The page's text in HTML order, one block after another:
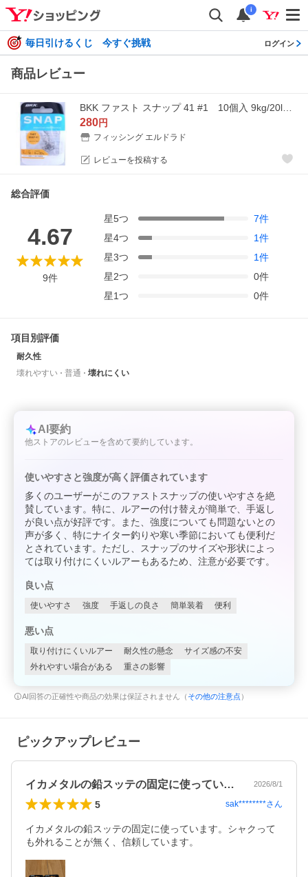
i
毎日引けるくじ 今すぐ挑戦 ログイン
商品レビュー
280円
フィッシング エルドラド
レビューを投稿する
総合評価
4.67
9件
星5つ 7件
星4つ 1件
星3つ 1件
星2つ 0件
星1つ 0件
項目別評価
耐久性
壊れやすい
普通 壊れにくい
AI要約
他ストアのレビューを含めて要約しています。
使いやすさと強度が高く評価されています
多くのユーザーがこのファストスナップの使いやすさを絶
賛しています。特に、ルアーの付け替えが簡単で、手返し
が良い点が好評です。また、強度についても問題ないとの
声が多く、特にナイター釣りや寒い季節においても便利だ
とされています。ただし、スナップのサイズや形状によっ
ては取り付けにくいルアーもあるため、注意が必要です。
良い点
使いやすさ 強度 手返しの良さ 簡単装着 便利
悪い点
取り付けにくいルアー 耐久性の懸念
サイズ感の不安
外れやすい場合がある
重さの影響
AI回答の正確性や商品の効果は保証されません（ その他の注意点 ）
ピックアップレビュー
イカメタルの鉛スッテの固定に使っていま… 2026/8/1
5 sak********さん
イカメタルの鉛スッテの固定に使っています。シャクって
も外れることが無く、信頼しています。